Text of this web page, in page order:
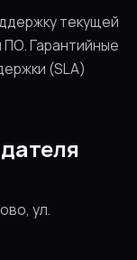
текущей
Гарантийные
(SLA)
ул.